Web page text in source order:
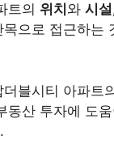
트의 위치 와 시설
으로 접근하는
블시티 아파트
동산 투자에 도